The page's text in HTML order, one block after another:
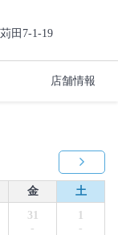
田7-1-19
店舗情報
金
土
31
-
1
-